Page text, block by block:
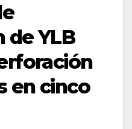
de YLB
en cinco